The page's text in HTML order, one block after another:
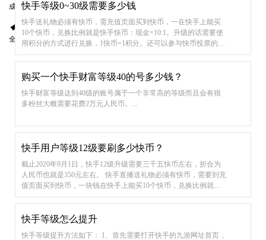
成交之后我们会有专人进行定期 回访，长期服务。
全天候，全日制运营模式，第一 时间为您解答相关咨询。
快手等级0~30级需要多少钱
快手送礼物必须有快币，需充值页面买到快币，一在快手上能买
10个快币，兑换比例就是快手快币：现金=10:1。升级的话需要使
用积分的方式进行兑换，1快币=1积分。还可以参与快币投票的方
式来获取到积分，当积分达到一定程度的话会自动进行升级。...
购买一个快手财富等级40的号多少钱？
快手财富等级达到40级的账号属于一个非常高的等级而且会有很
多粉丝大概需要花费2万元人民币。...
快手用户等级12级要刷多少快币？
截止2020年9月1日，快手12级升级需要三千五快币左右，折合为
人民币也就是350元左右。 快手直播送礼物必须有快币，需要到充
值页面买到快币，一块钱在快手上能买10个快币，兑换比例就是
快手快币：现金=10：1。 快手粉丝团最高级别是不一定的，是根
需要根据粉丝量进行设置，规划粉丝级别。...
快手等级怎么提升
快手等级提升方法如下： 1、首先需要打开快手的九游网址首页，